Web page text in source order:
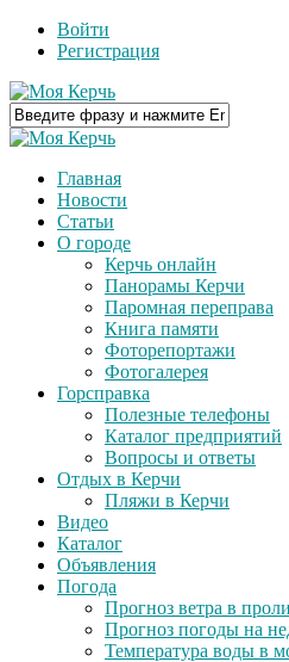
Войти
Регистрация
Главная
Новости
Статьи
О городе
Керчь онлайн
Панорамы Керчи
Паромная переправа
Книга памяти
Фоторепортажи
Фотогалерея
Горсправка
Полезные телефоны
Каталог предприятий
Вопросы и ответы
Отдых в Керчи
Пляжи в Керчи
Видео
Каталог
Объявления
Погода
Прогноз ветра в
Прогноз погоды на
Температура воды в